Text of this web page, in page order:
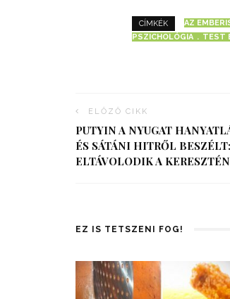
CÍMKÉK AZ
PSZICHOLÓGIA
TEST
ELŐZŐ CIKK
PUTYIN A NYUGAT
ÉS SÁTÁNI HITRŐL
ELTÁVOLODIK A
EZ IS TETSZENI FOG!